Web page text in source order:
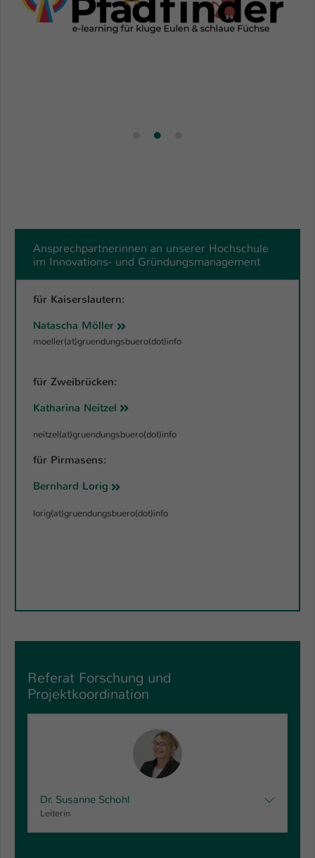
Ansprechpartnerinnen an unserer Hochschule
im Innovations- und Gründungsmanagement
für Kaiserslautern:
Natascha Möller
moeller(at)gruendungsbuero(dot)info
für Zweibrücken:
Katharina Neitzel
neitzel(at)gruendungsbuero(dot)info
für Pirmasens:
Bernhard Lorig
lorig(at)gruendungsbuero(dot)info
Referat Forschung und
Projektkoordination
Dr. Susanne Schohl
Leiterin